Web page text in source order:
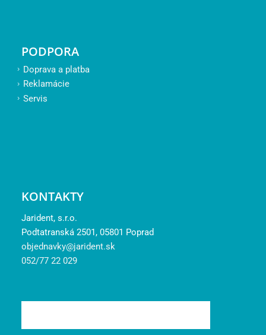
PODPORA
Doprava a platba
Reklamácie
Servis
KONTAKTY
Jarident, s.r.o.
Podtatranská 2501, 05801 Poprad
objednavky@jarident.sk
052/77 22 029